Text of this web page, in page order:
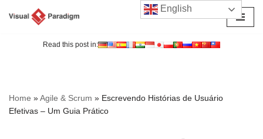
Read this post in:
Home »Agile & Scrum » Escrevendo Histórias de Usuário
Efetivas – Um Guia Prático
English